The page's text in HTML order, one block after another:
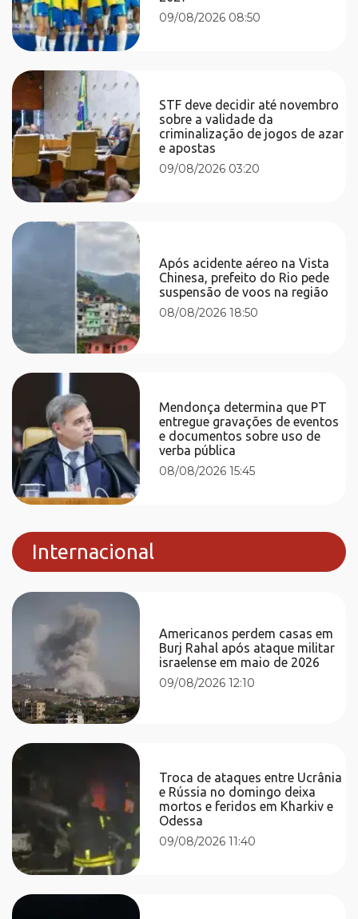
09/08/2026 08:50
STF deve decidir até novembro
sobre a validade da
criminalização de jogos de azar
e apostas
09/08/2026 03:20
Após acidente aéreo na Vista
Chinesa, prefeito do Rio pede
suspensão de voos na região
08/08/2026 18:50
Mendonça determina que PT
entregue gravações de eventos
e documentos sobre uso de
verba pública
08/08/2026 15:45
Internacional
Americanos perdem casas em
Burj Rahal após ataque militar
israelense em maio de 2026
09/08/2026 12:10
Troca de ataques entre Ucrânia
e Rússia no domingo deixa
mortos e feridos em Kharkiv e
Odessa
09/08/2026 11:40